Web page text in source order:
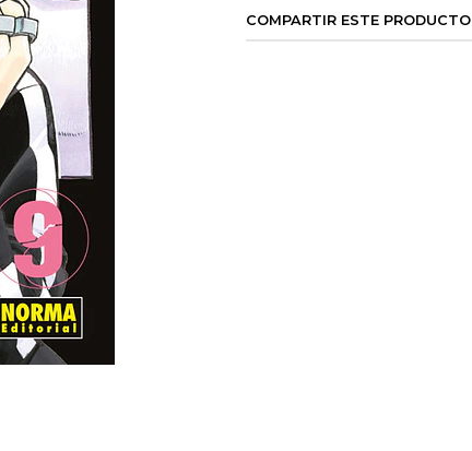
COMPARTIR ESTE PRODUCTO